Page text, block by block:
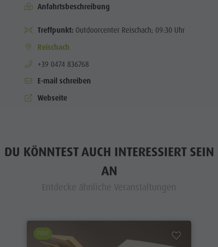
Anfahrtsbeschreibung
Treffpunkt: Outdoorcenter Reischach; 09:30 Uhr
Reischach
aria.phone:
+39 0474 836768
E-mail schreiben
Webseite
DU KÖNNTEST AUCH INTERESSIERT SEIN
AN
Entdecke ähnliche Veranstaltungen
EVENT